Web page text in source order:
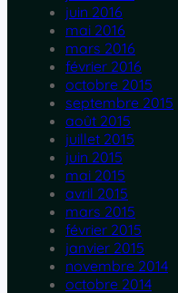
juin 2016
mai 2016
mars 2016
février 2016
octobre 2015
septembre 2015
août 2015
juillet 2015
juin 2015
mai 2015
avril 2015
mars 2015
février 2015
janvier 2015
novembre 2014
octobre 2014